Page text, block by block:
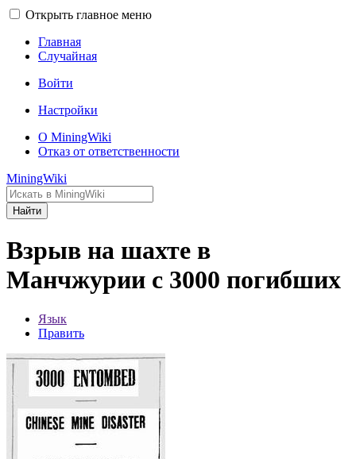
Открыть главное меню
Главная
Случайная
Войти
Настройки
О MiningWiki
Отказ от ответственности
MiningWiki
Найти
Взрыв на шахте в
Манчжурии с 3000 погибших
Язык
Править